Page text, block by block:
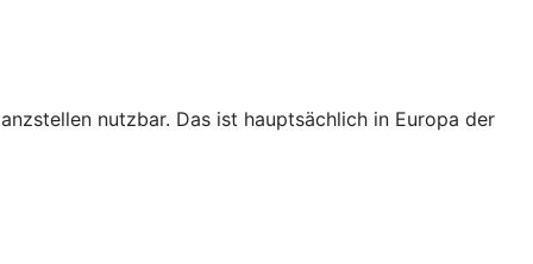
nutzbar. Das ist hauptsächlich in Europa der